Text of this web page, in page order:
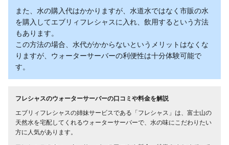
また、水の購入代はかかりますが、水道水ではなく市販の水
を購入してエブリィフレシャスに入れ、飲用するという方法
もあります。
この方法の場合、水代がかからないというメリットはなくな
りますが、ウォーターサーバーの利便性は十分体験可能で
す。
フレシャスのウォーターサーバーの口コミや料金を解説
エブリィフレシャスの姉妹サービスである「フレシャス」は、富士山の
天然水を宅配してくれるウォーターサーバーで、水の味にこだわりたい
方に人気があります。